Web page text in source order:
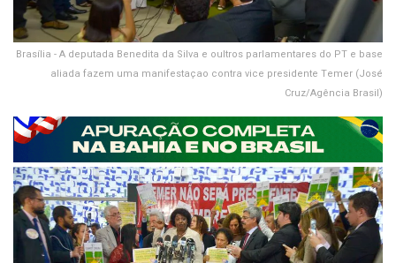
Brasília - A deputada Benedita da Silva e oultros parlamentares do PT e base
aliada fazem uma manifestaçao contra vice presidente Temer (José
Cruz/Agência Brasil)